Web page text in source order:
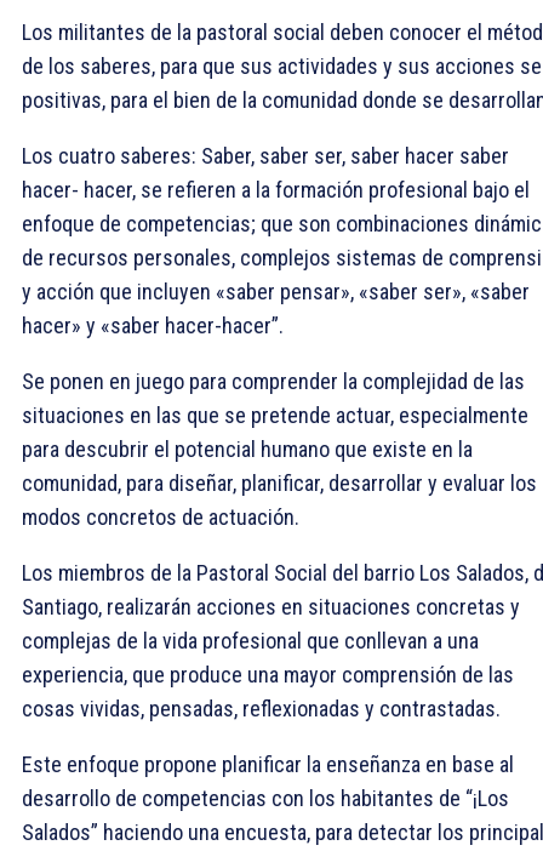
Los militantes de la pastoral social deben conocer el
de los saberes, para que sus actividades y sus acciones
positivas, para el bien de la comunidad donde se
Los cuatro saberes: Saber, saber ser, saber hacer saber
hacer- hacer, se refieren a la formación profesional bajo el
enfoque de competencias; que son combinaciones
de recursos personales, complejos sistemas de
y acción que incluyen «saber pensar», «saber ser», «saber
hacer» y «saber hacer-hacer”.
Se ponen en juego para comprender la complejidad de las
situaciones en las que se pretende actuar, especialmente
para descubrir el potencial humano que existe en la
comunidad, para diseñar, planificar, desarrollar y evaluar los
modos concretos de actuación.
Los miembros de la Pastoral Social del barrio Los Salados,
Santiago, realizarán acciones en situaciones concretas y
complejas de la vida profesional que conllevan a una
experiencia, que produce una mayor comprensión de las
cosas vividas, pensadas, reflexionadas y contrastadas.
Este enfoque propone planificar la enseñanza en base al
desarrollo de competencias con los habitantes de “¡Los
Salados” haciendo una encuesta, para detectar los